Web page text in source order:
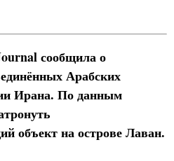
сообщила о
Арабских
Ирана. По данным
объект на острове Лаван.